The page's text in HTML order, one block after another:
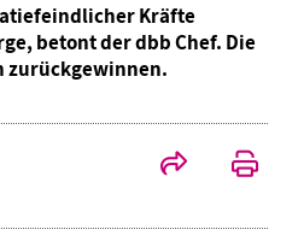
Kräfte
betont der dbb Chef. Die
zurückgewinnen.